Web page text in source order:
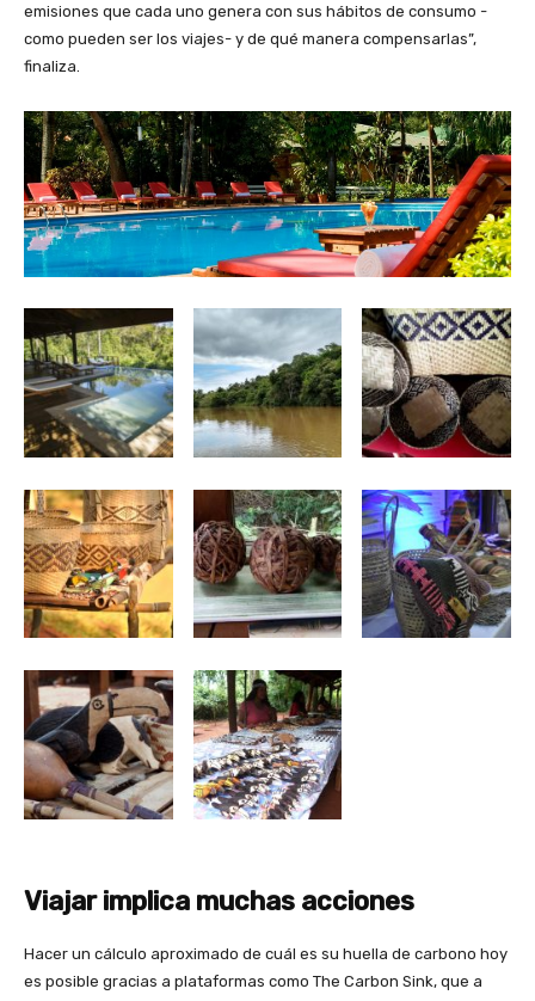
emisiones que cada uno genera con sus hábitos de consumo -
como pueden ser los viajes- y de qué manera compensarlas”,
finaliza.
Viajar implica muchas acciones
Hacer un cálculo aproximado de cuál es su huella de carbono hoy
es posible gracias a plataformas como The Carbon Sink, que a